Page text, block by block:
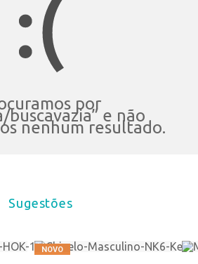
por
buscavazia” e não
nenhum resultado.
Sugestões